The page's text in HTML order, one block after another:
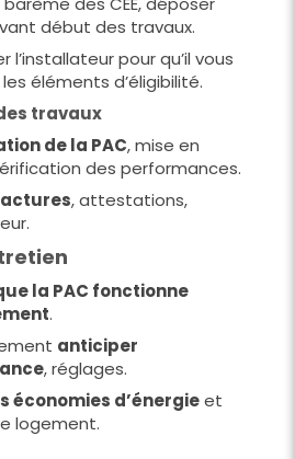
début des travaux.
l’installateur pour qu’il vous
éléments d’éligibilité.
travaux
de la PAC, mise en
des performances.
, attestations,
la PAC fonctionne
.
anticiper
, réglages.
économies d’énergieet
logement.